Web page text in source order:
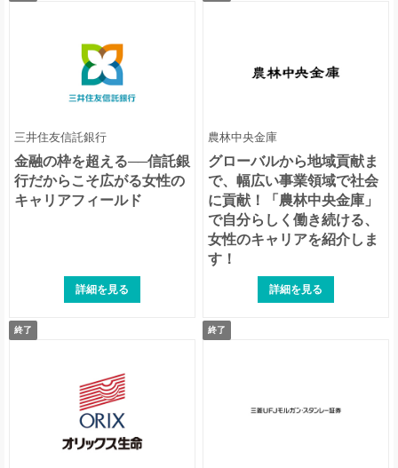
三井住友信託銀行
金融の枠を超える──信託銀
行だからこそ広がる女性の
キャリアフィールド
詳細を見る
農林中央金庫
グローバルから地域貢献ま
で、幅広い事業領域で社会
に貢献！「農林中央金庫」
で自分らしく働き続ける、
女性のキャリアを紹介しま
す！
詳細を見る
終了 終了